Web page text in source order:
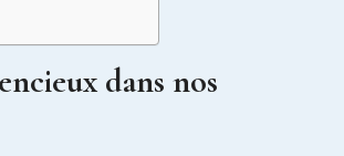
dans nos